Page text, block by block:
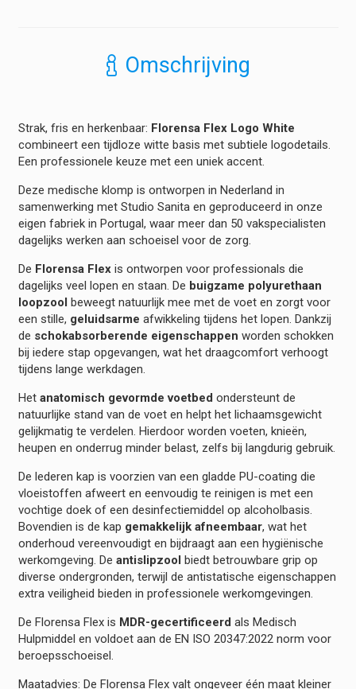
Omschrijving
Strak, fris en herkenbaar: Florensa Flex Logo White
combineert een tijdloze witte basis met subtiele logodetails.
Een professionele keuze met een uniek accent.
Deze medische klomp is ontworpen in Nederland in
samenwerking met Studio Sanita en geproduceerd in onze
eigen fabriek in Portugal, waar meer dan 50 vakspecialisten
dagelijks werken aan schoeisel voor de zorg.
De Florensa Flexis ontworpen voor professionals die
dagelijks veel lopen en staan. De buigzame polyurethaan
loopzool beweegt natuurlijk mee met de voet en zorgt voor
een stille, geluidsarme afwikkeling tijdens het lopen. Dankzij
de schokabsorberende eigenschappen worden schokken
bij iedere stap opgevangen, wat het draagcomfort verhoogt
tijdens lange werkdagen.
Het anatomisch gevormde voetbed ondersteunt de
natuurlijke stand van de voet en helpt het lichaamsgewicht
gelijkmatig te verdelen. Hierdoor worden voeten, knieën,
heupen en onderrug minder belast, zelfs bij langdurig gebruik.
De lederen kap is voorzien van een gladde PU-coating die
vloeistoffen afweert en eenvoudig te reinigen is met een
vochtige doek of een desinfectiemiddel op alcoholbasis.
Bovendien is de kap gemakkelijk afneembaar, wat het
onderhoud vereenvoudigt en bijdraagt aan een hygiënische
werkomgeving. De antislipzool biedt betrouwbare grip op
diverse ondergronden, terwijl de antistatische eigenschappen
extra veiligheid bieden in professionele werkomgevingen.
De Florensa Flex is MDR-gecertificeerd als Medisch
Hulpmiddel en voldoet aan de EN ISO 20347:2022 norm voor
beroepsschoeisel.
Maatadvies: De Florensa Flex valt ongeveer één maat kleiner